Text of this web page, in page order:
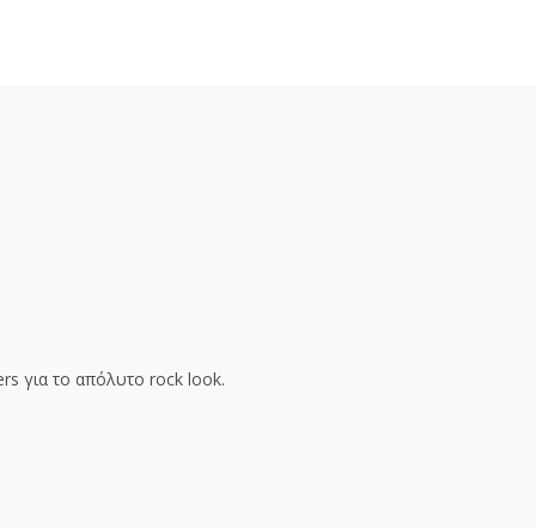
για το απόλυτο rock look.